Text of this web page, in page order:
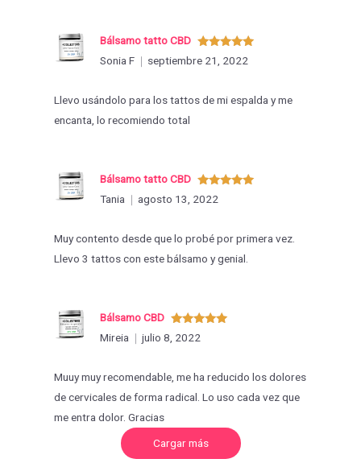
Valorado
con 5de 5
Bálsamo tatto CBD
Sonia F
septiembre 21, 2022
Llevo usándolo para los tattos de mi espalda y me
encanta, lo recomiendo total
Valorado
con
Bálsamo tatto CBD
Tania
agosto 13, 2022
Muy contento desde que lo probé por primera vez.
Llevo 3 tattos con este bálsamo y genial.
Valorado
con5de 5
Bálsamo CBD
Mireia
julio 8, 2022
Muuy muy recomendable, me ha reducido los dolores
de cervicales de forma radical. Lo uso cada vez que
me entra dolor. Gracias
Cargar másC